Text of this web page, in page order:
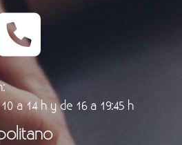
a 14 h y de 16 a 19:45 h